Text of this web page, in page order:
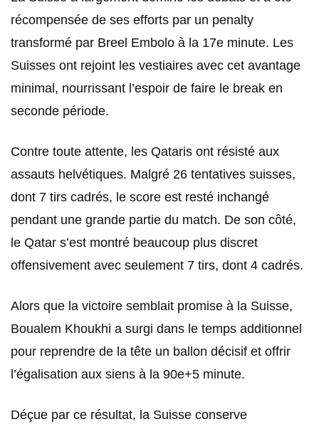
récompensée de ses efforts par un penalty
transformé par Breel Embolo à la 17e minute. Les
Suisses ont rejoint les vestiaires avec cet avantage
minimal, nourrissant l’espoir de faire le break en
seconde période.
Contre toute attente, les Qataris ont résisté aux
assauts helvétiques. Malgré 26 tentatives suisses,
dont 7 tirs cadrés, le score est resté inchangé
pendant une grande partie du match. De son côté,
le Qatar s’est montré beaucoup plus discret
offensivement avec seulement 7 tirs, dont 4 cadrés.
Alors que la victoire semblait promise à la Suisse,
Boualem Khoukhi a surgi dans le temps additionnel
pour reprendre de la tête un ballon décisif et offrir
l’égalisation aux siens à la 90e+5 minute.
Déçue par ce résultat, la Suisse conserve